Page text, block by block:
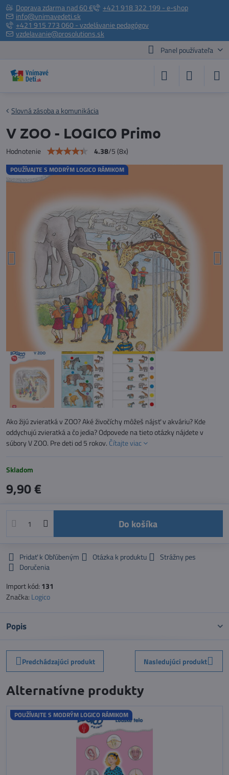
Doprava zdarma nad 60 €
+421 918 322 199 - e-shop
info@vnimavedeti.sk
+421 915 773 060 - vzdelávanie pedagógov
vzdelavanie@prosolutions.sk
Panel používateľa
POUŽÍVAJTE S MODRÝM LOGICO RÁMIKOM
Slovná zásoba a komunikácia
V ZOO - LOGICO Primo
Hodnotenie 4.38/5(8x)
Ako žijú zvieratká v ZOO? Aké živočíchy môžeš nájsť v akváriu? Kde
oddychujú zvieratká a čo jedia? Odpovede na tieto otázky nájdete v
súbory V ZOO. Pre deti od 5 rokov. Čítajte viac
Skladom
9,90 €
Do košíka
Pridať k Obľúbeným Otázka k produktu
Strážny pes
Doručenia
Import kód: 131
Značka: Logico
Popis
Predchádzajúci produkt Nasledujúci produkt
Alternatívne produkty
POUŽÍVAJTE S MODRÝM LOGICO RÁMIKOM